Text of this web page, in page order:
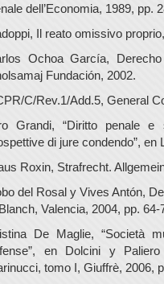
dell’Economia, 1989, pp.
Il reato omissivo
Ochoa García,
Fundación, 2002.
C/Rev.1/Add.5, General
Grandi, “Diritto penale e
di jure condendo”, en
Roxin, Strafrecht.
del Rosal y Vives Antón,
Valencia, 2004, pp. 64-
De Maglie, “Società
en Dolcini y
tomo I, Giuffrè, 2006,